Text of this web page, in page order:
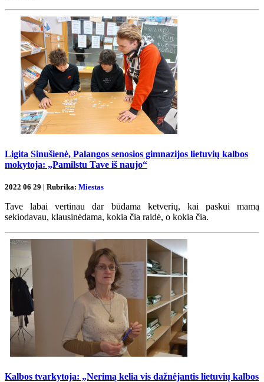
Ligita Sinušienė, Palangos senosios gimnazijos lietuvių kalbos
mokytoja: „Pamilstu Tave iš naujo“
2022 06 29 | Rubrika: Miestas
Tave labai vertinau dar būdama ketverių, kai paskui mamą
sekiodavau, klausinėdama, kokia čia raidė, o kokia čia.
Kalbos tvarkytoja: „Nerimą kelia vis dažnėjantis lietuvių kalbos